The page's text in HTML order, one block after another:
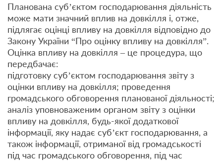
Планована суб’єктом господарювання діяльність
може мати значний вплив на довкілля і, отже,
підлягає оцінці впливу на довкілля відповідно до
Закону України “Про оцінку впливу на довкілля”.
Оцінка впливу на довкілля – це процедура, що
передбачає:
підготовку суб’єктом господарювання звіту з
оцінки впливу на довкілля; проведення
громадського обговорення планованої діяльності;
аналіз уповноваженим органом звіту з оцінки
впливу на довкілля, будь-якої додаткової
інформації, яку надає суб’єкт господарювання, а
також інформації, отриманої від громадськості
під час громадського обговорення, під час